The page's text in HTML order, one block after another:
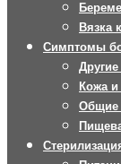
Вязка
Симптомы
Кожа
Общие